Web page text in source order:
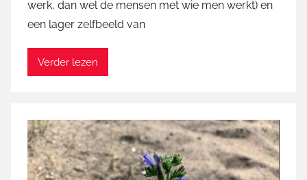
t
i
werk, dan wel de mensen met wie men werkt) en
een lager zelfbeeld van
Verder lezen